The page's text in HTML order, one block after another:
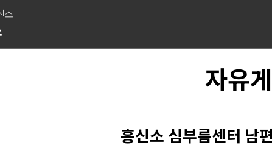
소
자유
흥신소 심부름센터 남